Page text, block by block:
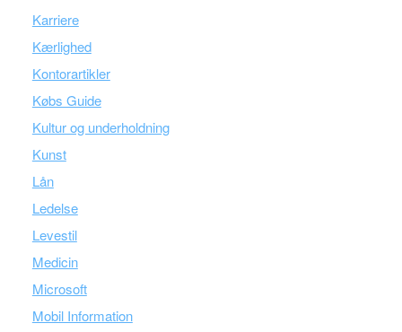
Karriere
Kærlighed
Kontorartikler
Købs Guide
Kultur og underholdning
Kunst
Lån
Ledelse
Levestil
Medicin
Microsoft
Mobil Information